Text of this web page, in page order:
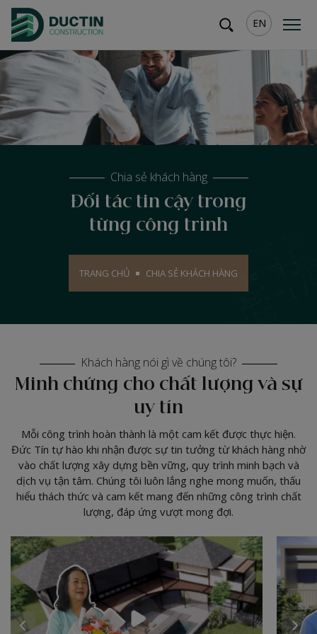
EN
Chia sẻ khách hàng
Đối tác tin cậy trong
từng công trình
TRANG CHỦ CHIA SẺ KHÁCH HÀNG
Khách hàng nói gì về chúng tôi?
Minh chứng cho chất lượng và sự
uy tín
Mỗi công trình hoàn thành là một cam kết được thực hiện.
Đức Tín tự hào khi nhận được sự tin tưởng từ khách hàng nhờ
vào chất lượng xây dựng bền vững, quy trình minh bạch và
dịch vụ tận tâm. Chúng tôi luôn lắng nghe mong muốn, thấu
hiểu thách thức và cam kết mang đến những công trình chất
lượng, đáp ứng vượt mong đợi.